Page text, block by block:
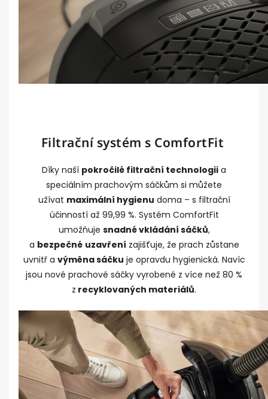
Filtrační systém s ComfortFit
Díky naší pokročilé filtrační technologii a
speciálním prachovým sáčkům si můžete
užívat maximální hygienu doma – s filtrační
účinností až 99,99 %. Systém ComfortFit
umožňuje snadné vkládání sáčků,
a bezpečné uzavření zajišťuje, že prach zůstane
uvnitř a výměna sáčku je opravdu hygienická. Navíc
jsou nové prachové sáčky vyrobené z více než 80 %
z recyklovaných materiálů.